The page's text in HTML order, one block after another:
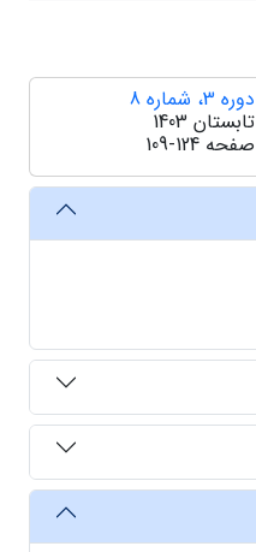
دوره 3، شماره 8
تابستان 1403
صفحه 109-124